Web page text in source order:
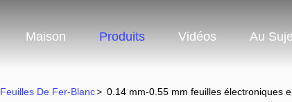
Maison Produits Vidéos Au
Feuilles De Fer-Blanc> 0.14 mm-0.55 mm feuilles électroniques